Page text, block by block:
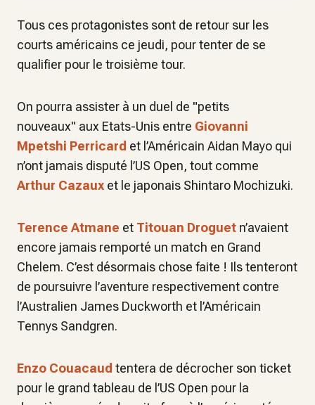
Tous ces protagonistes sont de retour sur les
courts américains ce jeudi, pour tenter de se
qualifier pour le troisième tour.
On pourra assister à un duel de "petits
nouveaux" aux Etats-Unis entre Giovanni
Mpetshi Perricard et l’Américain Aidan Mayo qui
n’ont jamais disputé l’US Open, tout comme
Arthur Cazaux et le japonais Shintaro Mochizuki.
Terence Atmane et Titouan Droguet n’avaient
encore jamais remporté un match en Grand
Chelem. C’est désormais chose faite ! Ils tenteront
de poursuivre l’aventure respectivement contre
l’Australien James Duckworth et l’Américain
Tennys Sandgren.
Enzo Couacaud tentera de décrocher son ticket
pour le grand tableau de l’US Open pour la